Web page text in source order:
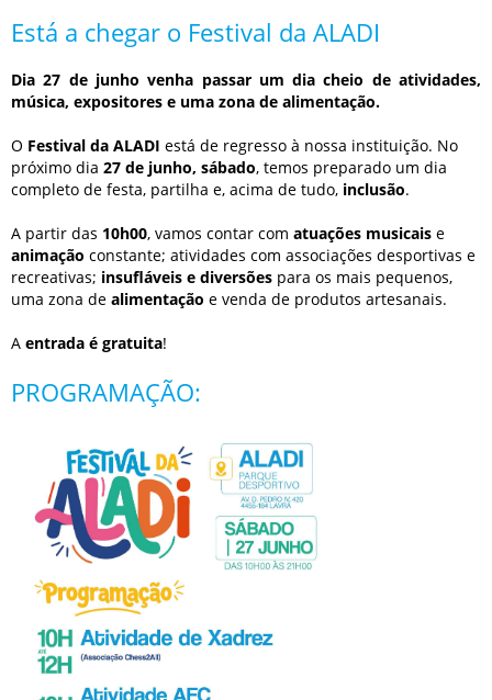
Está a chegar o Festival da ALADI
Dia 27 de junho venha passar um dia cheio de atividades,
música, expositores e uma zona de alimentação.
O Festival da ALADI está de regresso à nossa instituição. No
próximo dia 27 de junho, sábado, temos preparado um dia
completo de festa, partilha e, acima de tudo, inclusão.
A partir das 10h00, vamos contar com atuações musicais e
animação constante; atividades com associações desportivas e
recreativas; insufláveis e diversões para os mais pequenos,
uma zona de alimentação e venda de produtos artesanais.
A entrada é gratuita!
PROGRAMAÇÃO: